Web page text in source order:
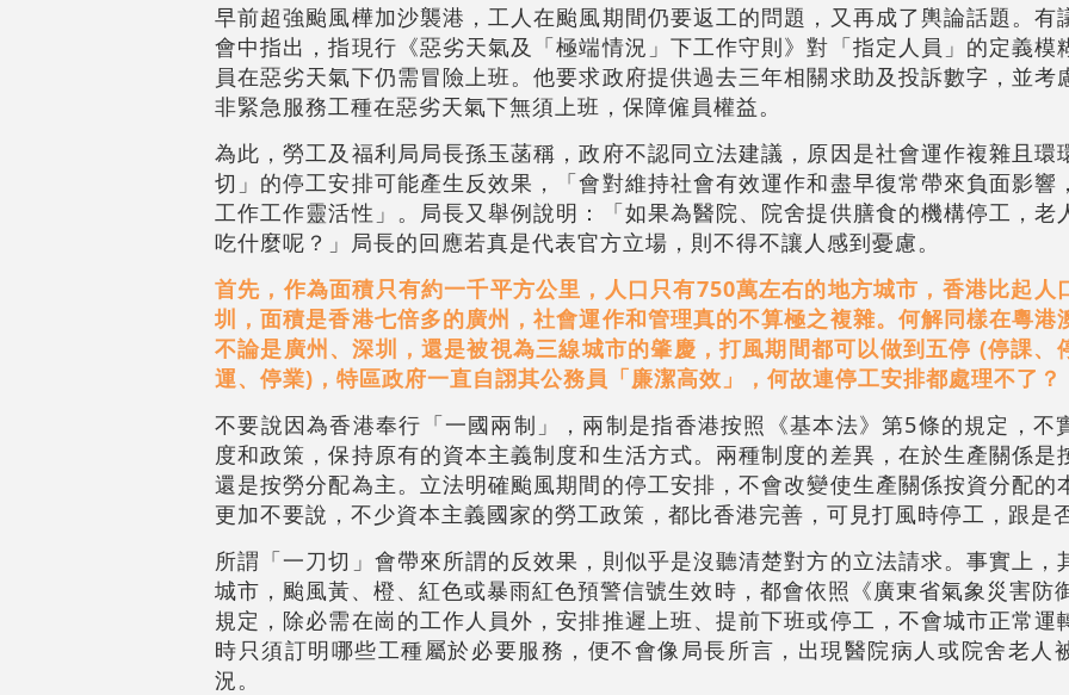
早前超強颱風樺加沙襲港，工人在颱風期間仍要返工的問題，又再成了輿論話題。有
會中指出，指現行《惡劣天氣及「極端情況」下工作守則》對「指定人員」的定義模
員在惡劣天氣下仍需冒險上班。他要求政府提供過去三年相關求助及投訴數字，並考
非緊急服務工種在惡劣天氣下無須上班，保障僱員權益。
為此，勞工及福利局局長孫玉菡稱，政府不認同立法建議，原因是社會運作複雜且環
切」的停工安排可能產生反效果，「會對維持社會有效運作和盡早復常帶來負面影響
工作工作靈活性」。局長又舉例說明：「如果為醫院、院舍提供膳食的機構停工，老
吃什麼呢？」局長的回應若真是代表官方立場，則不得不讓人感到憂慮。
首先，作為面積只有約一千平方公里，人口只有750萬左右的地方城市，香港比起人
圳，面積是香港七倍多的廣州，社會運作和管理真的不算極之複雜。何解同樣在粵港
不論是廣州、深圳，還是被視為三線城市的肇慶，打風期間都可以做到五停 (停課、
運、停業)，特區政府一直自詡其公務員「廉潔高效」，何故連停工安排都處理不了？
不要說因為香港奉行「一國兩制」，兩制是指香港按照《基本法》第5條的規定，不
度和政策，保持原有的資本主義制度和生活方式。兩種制度的差異，在於生產關係是
還是按勞分配為主。立法明確颱風期間的停工安排，不會改變使生產關係按資分配的
更加不要說，不少資本主義國家的勞工政策，都比香港完善，可見打風時停工，跟是
所謂「一刀切」會帶來所謂的反效果，則似乎是沒聽清楚對方的立法請求。事實上，
城市，颱風黃、橙、紅色或暴雨紅色預警信號生效時，都會依照《廣東省氣象災害防
規定，除必需在崗的工作人員外，安排推遲上班、提前下班或停工，不會城市正常運
時只須訂明哪些工種屬於必要服務，便不會像局長所言，出現醫院病人或院舍老人
況。